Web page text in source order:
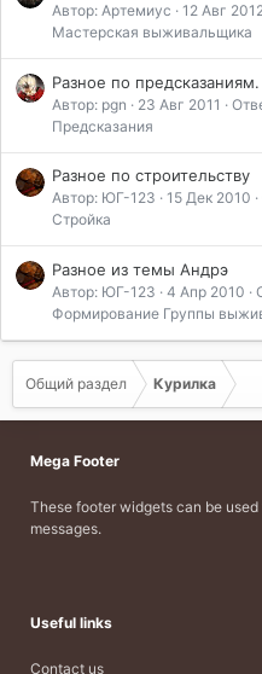
Автор: Артемиус 12 Авг
Мастерская выживальщика
Разное по предсказаниям.
Автор: pgn 23 Авг 2011
Предсказания
Разное по строительству
Автор: ЮГ-123 15 Дек 2010
Стройка
Разное из темы Андрэ
Автор: ЮГ-123 4 Апр 2010
Формирование Группы
Общий раздел Курилка
Mega Footer
These footer widgets can be
messages.
Useful links
Contact us